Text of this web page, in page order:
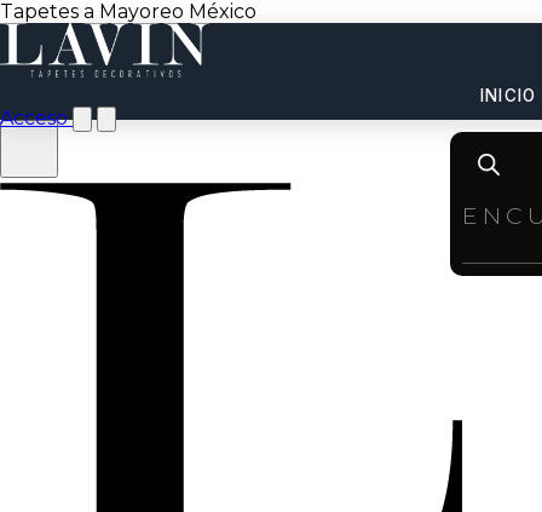
Tapetes a Mayoreo México
INICIO
Acceso
Products
search